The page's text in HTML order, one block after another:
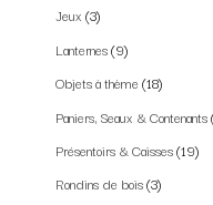
Jeux 3
Lanternes 9
Objets à thème 18
Paniers, Seaux & Contenants
Présentoirs & Caisses 19
Rondins de bois 3